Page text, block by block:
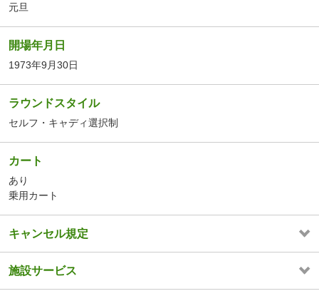
元旦
開場年月日
1973年9月30日
ラウンドスタイル
セルフ・キャディ選択制
カート
あり
乗用カート
キャンセル規定
施設サービス